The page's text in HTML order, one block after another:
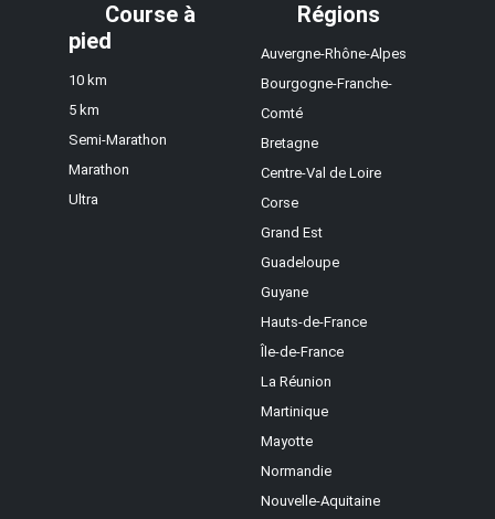
Course à
pied
10 km
5 km
Semi-Marathon
Marathon
Ultra
Régions
Auvergne-Rhône-Alpes
Bourgogne-Franche-
Comté
Bretagne
Centre-Val de Loire
Corse
Grand Est
Guadeloupe
Guyane
Hauts-de-France
Île-de-France
La Réunion
Martinique
Mayotte
Normandie
Nouvelle-Aquitaine